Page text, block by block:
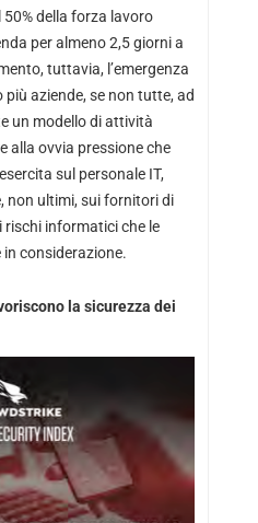
della forza lavoro
per almeno 2,5 giorni a
tuttavia, l’emergenza
aziende, se non tutte, ad
un modello di attività
alla ovvia pressione che
sul personale IT,
non ultimi, sui fornitori di
informatici che le
considerazione.
la sicurezza dei